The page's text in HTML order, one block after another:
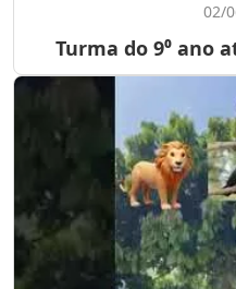
02/
Turma do 9⁰ ano